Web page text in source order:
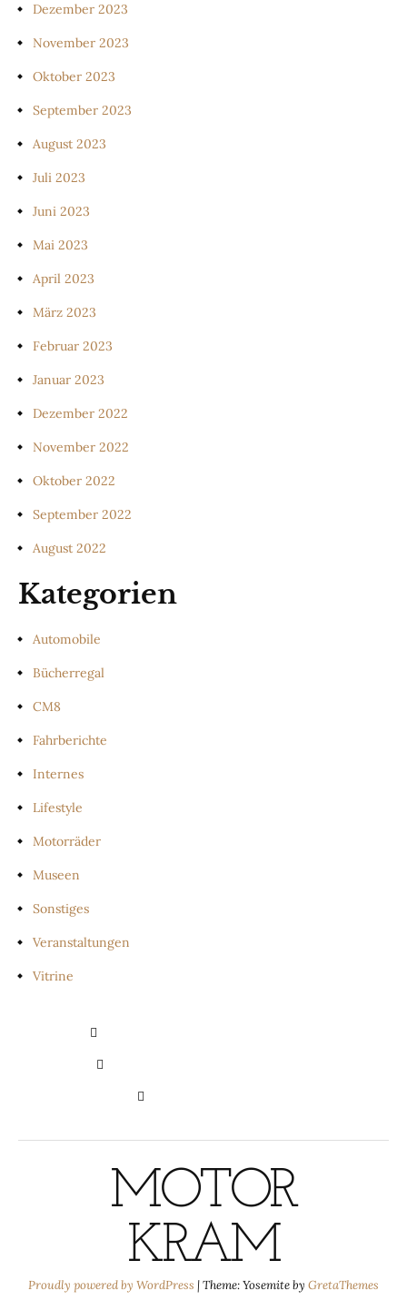
Dezember 2023
November 2023
Oktober 2023
September 2023
August 2023
Juli 2023
Juni 2023
Mai 2023
April 2023
März 2023
Februar 2023
Januar 2023
Dezember 2022
November 2022
Oktober 2022
September 2022
August 2022
Kategorien
Automobile
Bücherregal
CM8
Fahrberichte
Internes
Lifestyle
Motorräder
Museen
Sonstiges
Veranstaltungen
Vitrine
MOTOR
KRAM
Proudly powered by WordPress |Theme: Yosemite by GretaThemes